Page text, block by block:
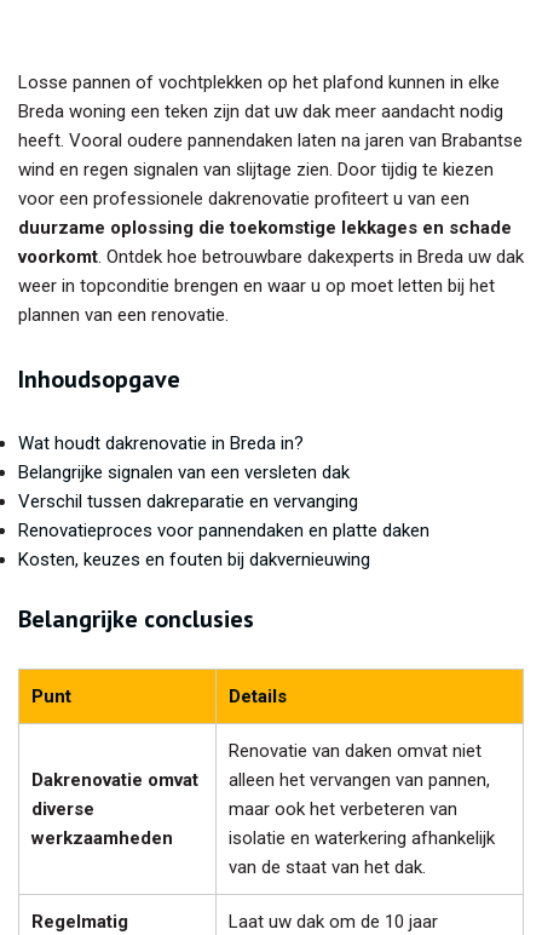
Losse pannen of vochtplekken op het plafond kunnen in elke
Breda woning een teken zijn dat uw dak meer aandacht nodig
heeft. Vooral oudere pannendaken laten na jaren van Brabantse
wind en regen signalen van slijtage zien. Door tijdig te kiezen
voor een professionele dakrenovatie profiteert u van een
duurzame oplossing die toekomstige lekkages en schade
voorkomt. Ontdek hoe betrouwbare dakexperts in Breda uw dak
weer in topconditie brengen en waar u op moet letten bij het
plannen van een renovatie.
Inhoudsopgave
Wat houdt dakrenovatie in Breda in?
Belangrijke signalen van een versleten dak
Verschil tussen dakreparatie en vervanging
Renovatieproces voor pannendaken en platte daken
Kosten, keuzes en fouten bij dakvernieuwing
Belangrijke conclusies
Punt Details
Dakrenovatie omvat
diverse
werkzaamheden
Renovatie van daken omvat niet
alleen het vervangen van pannen,
maar ook het verbeteren van
isolatie en waterkering afhankelijk
van de staat van het dak.
Regelmatig
Laat uw dak om de 10 jaar